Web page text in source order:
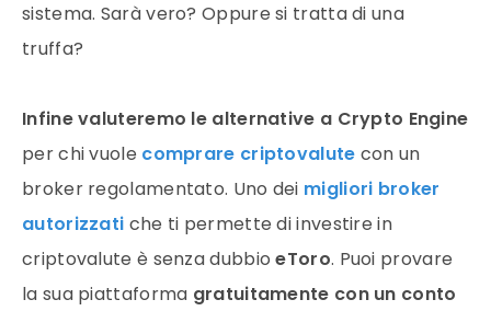
sistema. Sarà vero? Oppure si tratta di una
truffa?
Infine valuteremo le alternative a Crypto Engine
per chi vuole comprare criptovalute con un
broker regolamentato. Uno dei migliori broker
autorizzati che ti permette di investire in
criptovalute è senza dubbioeToro. Puoi provare
la sua piattaforma gratuitamente con un conto